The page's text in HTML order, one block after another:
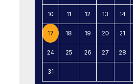
10 11 12 13 14
17 18 19 20 21
24 25 26 27 28
31